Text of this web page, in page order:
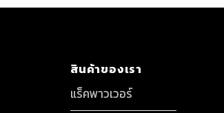
สินค้าของเรา
แร็คพาวเวอร์